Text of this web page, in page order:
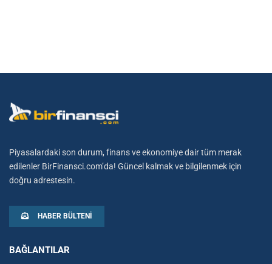
Piyasalardaki son durum, finans ve ekonomiye dair tüm merak
edilenler BirFinansci.com’da! Güncel kalmak ve bilgilenmek için
doğru adrestesin.
HABER BÜLTENI
BAĞLANTILAR